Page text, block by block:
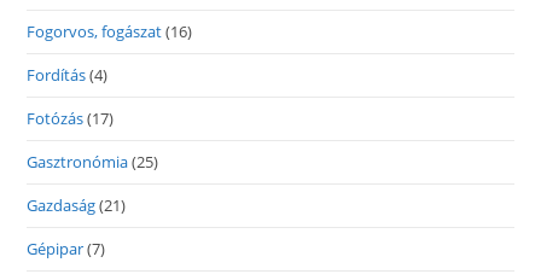
Fogorvos, fogászat(16)
Fordítás(4)
Fotózás(17)
Gasztronómia(25)
Gazdaság(21)
Gépipar(7)